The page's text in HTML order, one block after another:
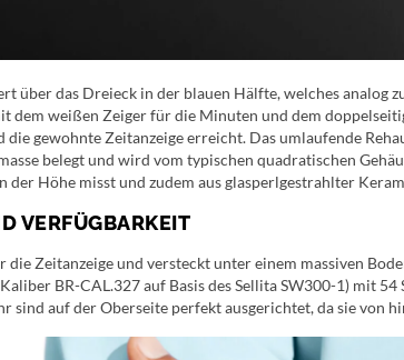
über das Dreieck in der blauen Hälfte, welches analog
dem weißen Zeiger für die Minuten und dem
die gewohnte Zeitanzeige erreicht. Das umlaufende
belegt und wird vom typischen quadratischen
der Höhe misst und zudem aus glasperlgestrahlter
VERFÜGBARKEIT
die Zeitanzeige und versteckt unter einem massiven
BR-CAL.327 auf Basis des Sellita SW300-1) mit
sind auf der Oberseite perfekt ausgerichtet, da sie von